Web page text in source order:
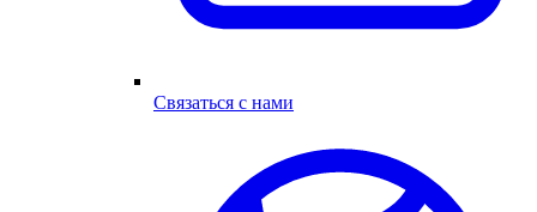
Связаться с нами